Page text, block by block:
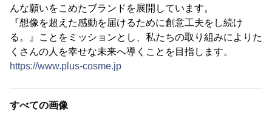
んな願いをこめたブランドを展開しています。
『想像を超えた感動を届けるために創意工夫をし続け
る。』ことをミッションとし、私たちの取り組みによりた
くさんの人を幸せな未来へ導くことを目指します。
https://www.plus-cosme.jp
すべての画像